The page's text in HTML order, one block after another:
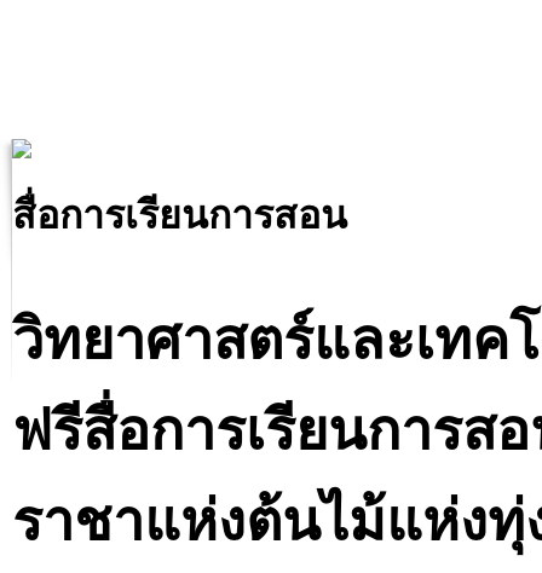
สื่อการเรียนการสอน
วิทยาศาสตร์และเทค
ฟรีสื่อการเรียนการส
ราชาแห่งต้นไม้แห่งทุ่